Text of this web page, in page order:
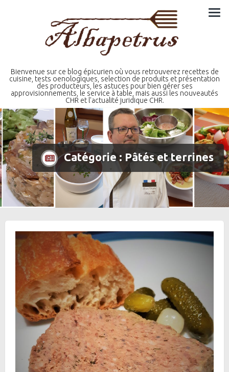
Bienvenue sur ce blog épicurien où vous retrouverez recettes de
cuisine, tests oenologiques, selection de produits et présentation
des producteurs, les astuces pour bien gérer ses
approvisionnements, le service à table, mais aussi les nouveautés
CHR et l'actualité juridique CHR.
Catégorie : Pâtés et terrines